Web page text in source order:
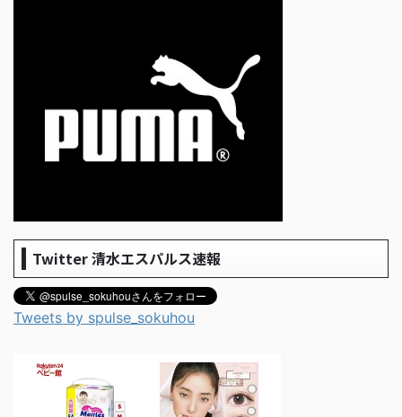
Twitter 清水エスパルス速報
Tweets by spulse_sokuhou